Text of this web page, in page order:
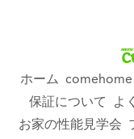
ホーム comehome
保証について
よ
お家の性能見学会